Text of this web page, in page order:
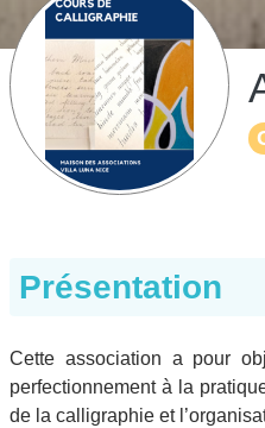
Présentation
Cette association a pour
perfectionnement à la
de la calligraphie et